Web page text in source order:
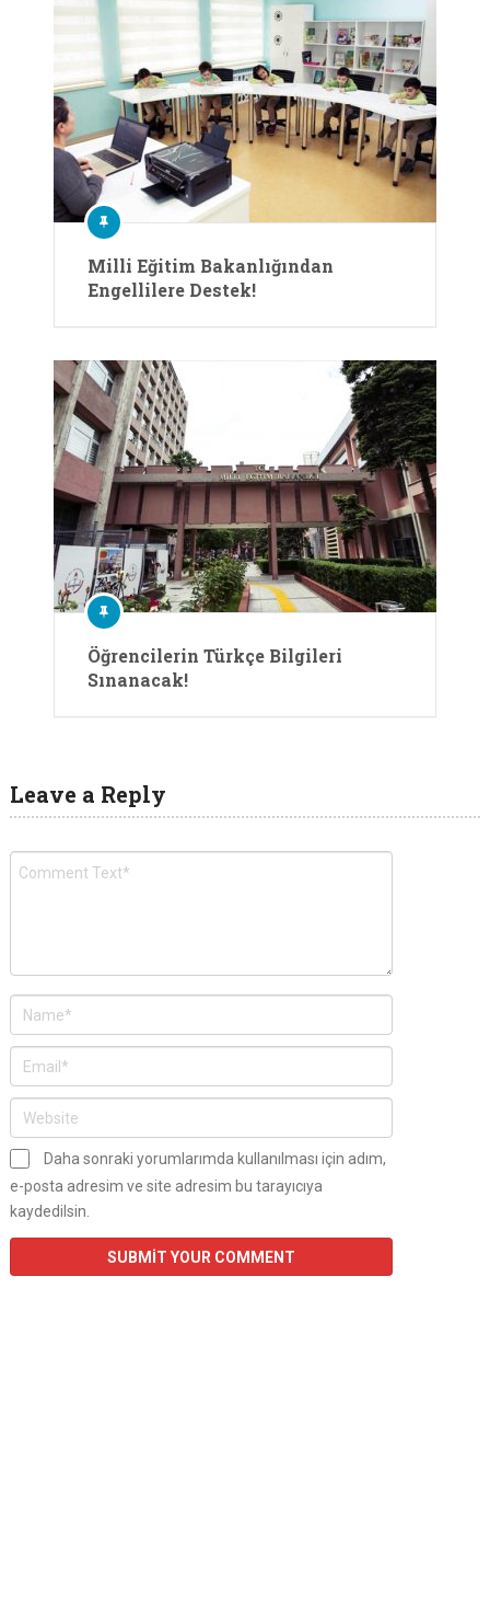
Milli Eğitim Bakanlığından
Engellilere Destek!
Öğrencilerin Türkçe Bilgileri
Sınanacak!
Leave a Reply
Daha sonraki yorumlarımda kullanılması için adım,
e-posta adresim ve site adresim bu tarayıcıya
kaydedilsin.